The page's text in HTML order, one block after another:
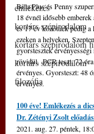
emlékezés
kortárs szépirodalom
kortárs szépirodalom
kortárs szépirodalom
filozófia
Billa Plus és Penny
18 évnél idősebb
és 17 év közöttiek pedig
ezeken a helyeken.
gyorstesztek érvényességi
rövidül.  PCR teszt: 72
érvényes. Gyorsteszt: 48
érvényes.
100 éve! Emlékezés a
Dr. Zétényi Zsolt
2021. aug. 27. péntek,